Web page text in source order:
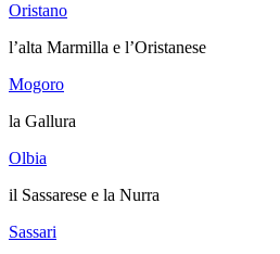
Oristano
l’alta Marmilla e l’Oristanese
Mogoro
la Gallura
Olbia
il Sassarese e la Nurra
Sassari